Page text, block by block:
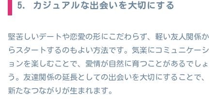
5. カジュアルな出会いを大切にする
堅苦しいデートや恋愛の形にこだわらず、軽い友人関係か
らスタートするのもよい方法です。気楽にコミュニケーシ
ョンを楽しむことで、愛情が自然に育つことがあるでしょ
う。友達関係の延長としての出会いを大切にすることで、
新たなつながりが生まれます。